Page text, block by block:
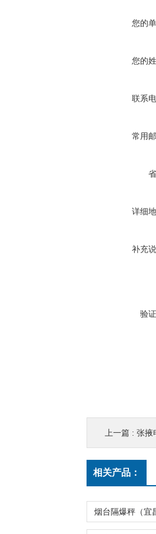
您的
您的
联系
常用
详细
补充
验
上一篇 : 张掖
相关产品：